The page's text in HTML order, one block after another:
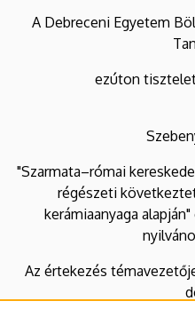
Doktori
A Debreceni Egyetem
ezúton
"Szarmata–római
régészeti
kerámiaanyaga
Az értekezés